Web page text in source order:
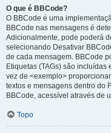
O que é BBCode?
O BBCode é uma
BBCode nas mensagens é
Adicionalmente, pode poderá
selecionando Desativar
de cada mensagem. BBCode
Etiquetas (TAGs) são
vez de <exemplo>
textos e mensagens dentro do
BBCode, acessível através de
Topo